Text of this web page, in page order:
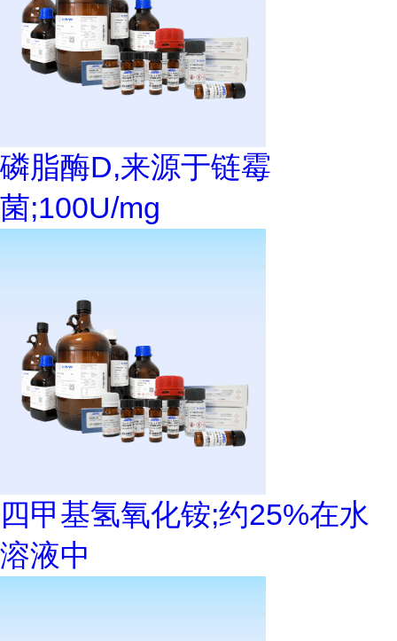
磷脂酶D,来源于链霉
菌;100U/mg
四甲基氢氧化铵;约25%在水
溶液中